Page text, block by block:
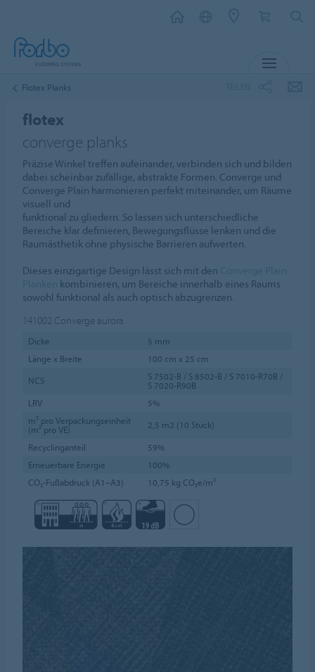
Flotex Planks
flotex
converge planks
Präzise Winkel treffen aufeinander, verbinden sich und bilden
dabei scheinbar zufällige, abstrakte Formen. Converge und
Converge Plain harmonieren perfekt miteinander, um Räume
visuell und
funktional zu gliedern. So lassen sich unterschiedliche
Bereiche klar definieren, Bewegungsflüsse lenken und die
Raumästhetik ohne physische Barrieren aufwerten.
Dieses einzigartige Design lässt sich mit den
kombinieren, um Bereiche innerhalb eines Raums
sowohl funktional als auch optisch abzugrenzen.
141002 Converge aurora
Dicke
5 mm
Länge x Breite
100 cm x 25 cm
NCS
S 7502-B / S 8502-B / S 7010-R70B /
S 7020-R90B
LRV
5%
m² pro Verpackungseinheit
(m² pro VE)
2,5 m2 (10 Stück)
Recyclinganteil
59%
Erneuerbare Energie
100%
CO₂-Fußabdruck (A1–A3)
10,75 kg CO₂e/m²